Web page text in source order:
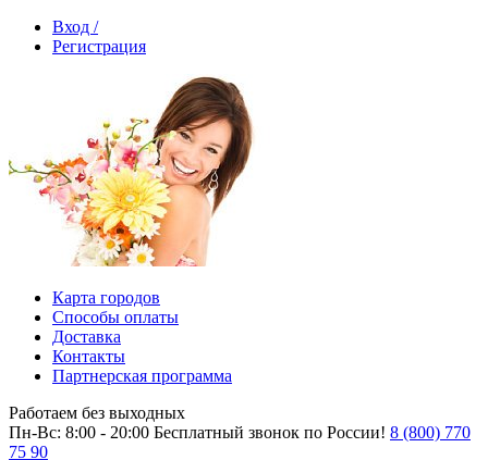
Вход /
Регистрация
Карта городов
Способы оплаты
Доставка
Контакты
Партнерская программа
Работаем без выходных
Пн-Вс: 8:00 - 20:00 Бесплатный звонок по России! 8 (800) 770
75 90